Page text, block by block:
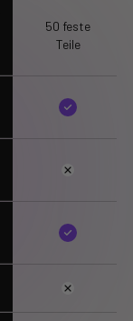
50 feste
Teile